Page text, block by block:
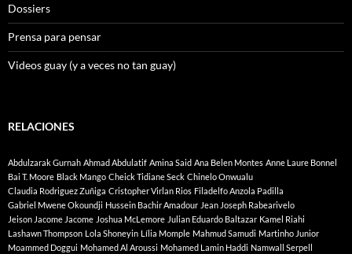
Dossiers
Prensa para pensar
Videos guay (y a veces no tan guay)
RELACIONES
Abdulzarak Gurnah Ahmad Abdulatif Amina Said Ana Belen Montes Anne Laure Bonnel
Bai T. Moore Black Mango Cheick Tidiane Seck Chinelo Onwualu
Claudia Rodriguez Zuñiga Cristopher Virlan Rios Filadelfo Anzola Padilla
Gabriel Mwene Okoundji Hussein Bachir Amadour Jean Joseph Rabearivelo
Jeison Jacome Jacome Joshua McLemore Julian Eduardo Baltazar Kamel Riahi
Lashawn Thompson Lola Shoneyin Lília Momple Mahmud Samudi Martinho Junior
Moammed Doggui Mohamed Al Aroussi Mohamed Lamin Haddi Namwall Serpell